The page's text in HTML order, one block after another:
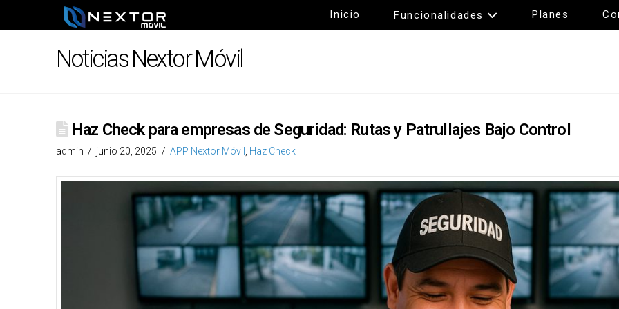
Inicio Funcionalidades Planes
Noticias Nextor Móvil
Haz Check para empresas de Seguridad: Rutas y Patrullajes Bajo Control
admin junio 20, 2025 APP Nextor Móvil Haz Check